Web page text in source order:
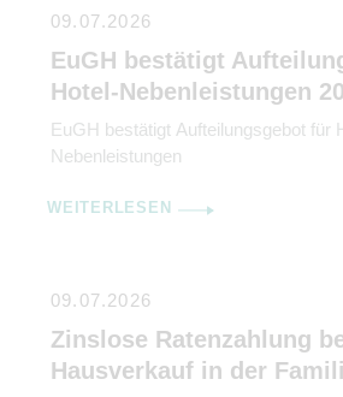
Überschuss-Rechnung ermittelt
09.07.2026
EuGH bestätigt
Hotel-Nebenleistungen
EuGH bestätigt Aufteilungsgebot für
Nebenleistungen
WEITERLESEN
09.07.2026
Zinslose Ratenzahlung
Hausverkauf in der